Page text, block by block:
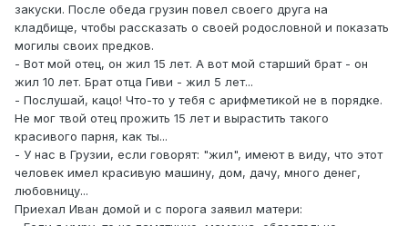
закуски. После обеда грузин повел своего друга на
кладбище, чтобы рассказать о своей родословной и показать
могилы своих предков.
- Вот мой отец, он жил 15 лет. А вот мой старший брат - он
жил 10 лет. Брат отца Гиви - жил 5 лет...
- Послушай, кацо! Что-то у тебя с арифметикой не в порядке.
Не мог твой отец прожить 15 лет и вырастить такого
красивого парня, как ты...
- У нас в Грузии, если говорят: "жил", имеют в виду, что этот
человек имел красивую машину, дом, дачу, много денег,
любовницу...
Приехал Иван домой и с порога заявил матери: